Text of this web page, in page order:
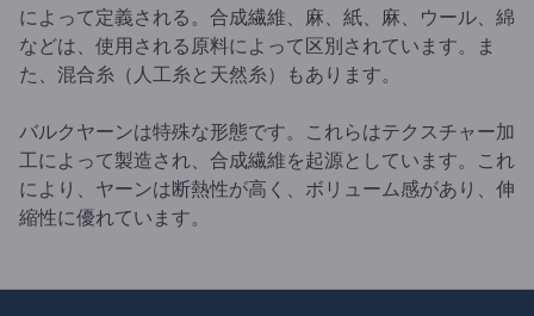
によって定義される。合成繊維、麻、紙、麻、ウール、綿
などは、使用される原料によって区別されています。ま
た、混合糸（人工糸と天然糸）もあります。
バルクヤーンは特殊な形態です。これらはテクスチャー加
工によって製造され、合成繊維を起源としています。これ
により、ヤーンは断熱性が高く、ボリューム感があり、伸
縮性に優れています。